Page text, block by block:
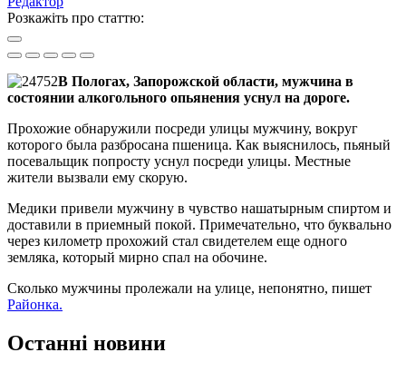
Розкажіть про статтю:
В Пологах, Запорожской области, мужчина в
состоянии алкогольного опьянения уснул на дороге.
Прохожие обнаружили посреди улицы мужчину, вокруг
которого была разбросана пшеница. Как выяснилось, пьяный
посевальщик попросту уснул посреди улицы. Местные
жители вызвали ему скорую.
Медики привели мужчину в чувство нашатырным спиртом и
доставили в приемный покой. Примечательно, что буквально
через километр прохожий стал свидетелем еще одного
земляка, который мирно спал на обочине.
Сколько мужчины пролежали на улице, непонятно, пишет
Районка.
Останні новини